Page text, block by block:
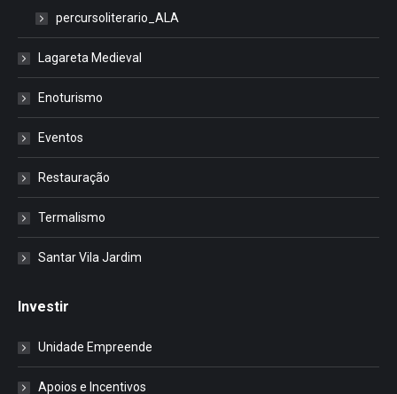
percursoliterario_ALA
Lagareta Medieval
Enoturismo
Eventos
Restauração
Termalismo
Santar Vila Jardim
Investir
Unidade Empreende
Apoios e Incentivos